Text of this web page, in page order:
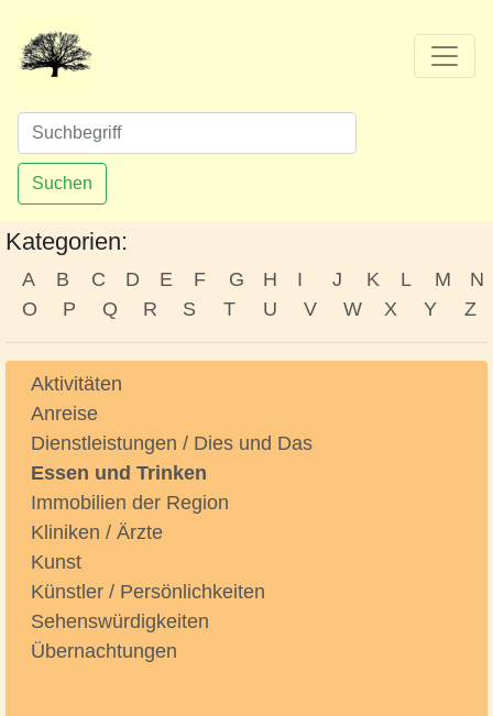
Suchen
Kategorien:
A B C D E F G H I J K L M
N
O
P Q R S T U V W X Y Z
Aktivitäten
Anreise
Dienstleistungen / Dies und Das
Essen und Trinken
Immobilien der Region
Kliniken / Ärzte
Kunst
Künstler / Persönlichkeiten
Sehenswürdigkeiten
Übernachtungen